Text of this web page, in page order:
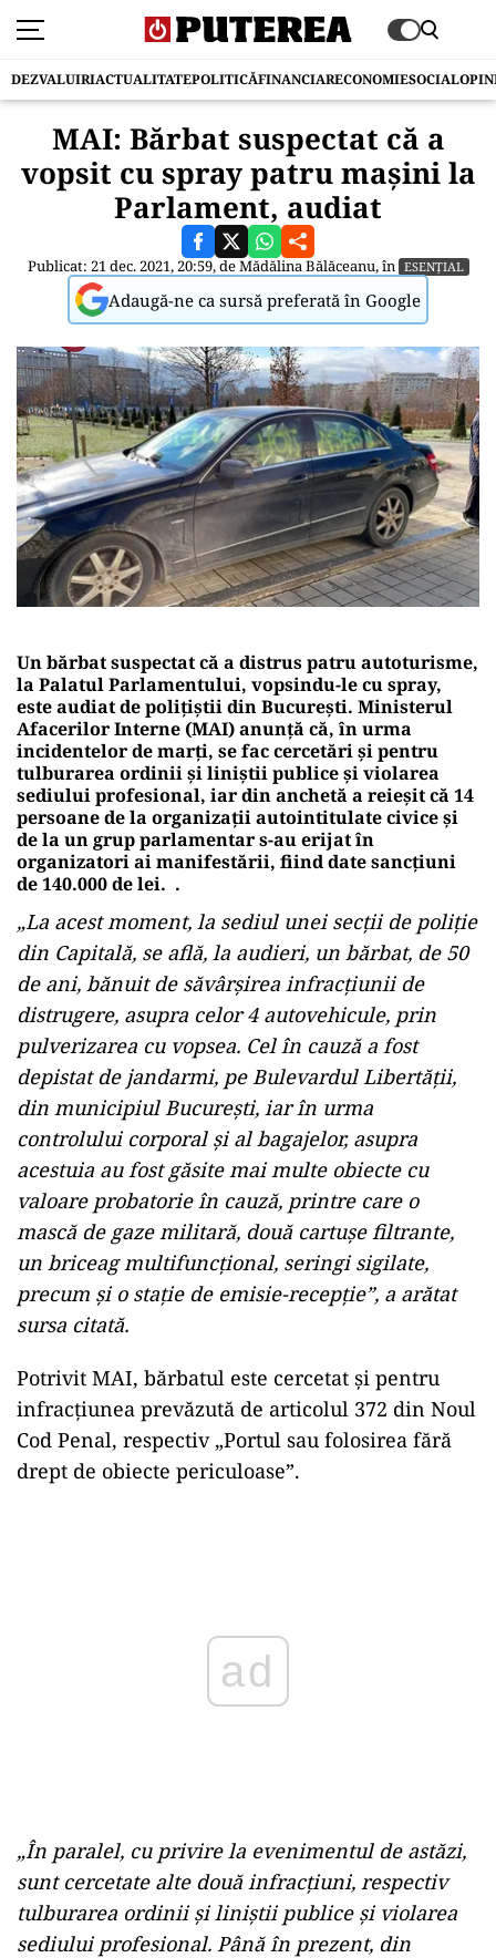
DEZVALUIRIACTUALITATEPOLITICĂFINANCIARECONOMIESOCIAL
MAI: Bărbat suspectat că a
vopsit cu spray patru maşini la
Parlament, audiat
Publicat: 21 dec. 2021, 20:59, deMădălina Bălăceanu, în ESENȚIAL
Adaugă-ne ca sursă preferată în Google
Un bărbat suspectat că a distrus patru autoturisme,
la Palatul Parlamentului, vopsindu-le cu spray,
este audiat de poliţiştii din Bucureşti. Ministerul
Afacerilor Interne (MAI) anunţă că, în urma
incidentelor de marţi, se fac cercetări şi pentru
tulburarea ordinii şi liniştii publice şi violarea
sediului profesional, iar din anchetă a reieşit că 14
persoane de la organizaţii autointitulate civice şi
de la un grup parlamentar s-au erijat în
organizatori ai manifestării, fiind date sancţiuni
de 140.000 de lei. .
„La acest moment, la sediul unei secţii de poliţie
din Capitală, se află, la audieri, un bărbat, de 50
de ani, bănuit de săvârşirea infracţiunii de
distrugere, asupra celor 4 autovehicule, prin
pulverizarea cu vopsea. Cel în cauză a fost
depistat de jandarmi, pe Bulevardul Libertăţii,
din municipiul Bucureşti, iar în urma
controlului corporal şi al bagajelor, asupra
acestuia au fost găsite mai multe obiecte cu
valoare probatorie în cauză, printre care o
mască de gaze militară, două cartuşe filtrante,
un briceag multifuncţional, seringi sigilate,
precum şi o staţie de emisie-recepţie”, a arătat
sursa citată.
Potrivit MAI, bărbatul este cercetat şi pentru
infracţiunea prevăzută de articolul 372 din Noul
Cod Penal, respectiv „Portul sau folosirea fără
drept de obiecte periculoase”.
„În paralel, cu privire la evenimentul de astăzi,
sunt cercetate alte două infracţiuni, respectiv
tulburarea ordinii şi liniştii publice şi violarea
sediului profesional. Până în prezent, din